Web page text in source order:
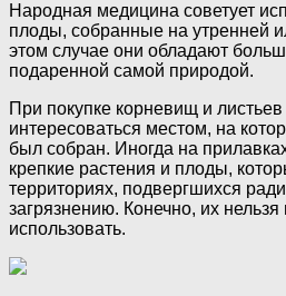
Народная медицина советует
плоды, собранные на утренней
этом случае они обладают
подаренной самой природой.
При покупке корневищ и
интересоваться местом, на
был собран. Иногда на
крепкие растения и плоды,
территориях, подвергшихся
загрязнению. Конечно, их нельзя
использовать.